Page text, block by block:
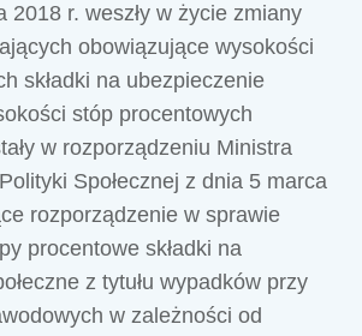
2018 r. weszły w życie zmiany
obowiązujące wysokości
składki na ubezpieczenie
stóp procentowych
w rozporządzeniu Ministra
Społecznej z dnia 5 marca
rozporządzenie w sprawie
procentowe składki na
z tytułu wypadków przy
w zależności od